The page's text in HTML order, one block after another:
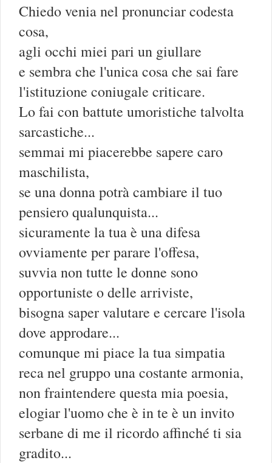
Chiedo venia nel pronunciar codesta
cosa,
agli occhi miei pari un giullare
e sembra che l'unica cosa che sai fare
l'istituzione coniugale criticare.
Lo fai con battute umoristiche talvolta
sarcastiche...
semmai mi piacerebbe sapere caro
maschilista,
se una donna potrà cambiare il tuo
pensiero qualunquista...
sicuramente la tua è una difesa
ovviamente per parare l'offesa,
suvvia non tutte le donne sono
opportuniste o delle arriviste,
bisogna saper valutare e cercare l'isola
dove approdare...
comunque mi piace la tua simpatia
reca nel gruppo una costante armonia,
non fraintendere questa mia poesia,
elogiar l'uomo che è in te è un invito
serbane di me il ricordo affinché ti sia
gradito...